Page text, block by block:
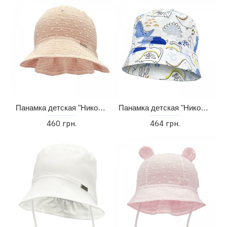
Панамка детская "Николетта" (46-52)
460 грн.
Панамка детская "Никос" (46-50)
464 грн.